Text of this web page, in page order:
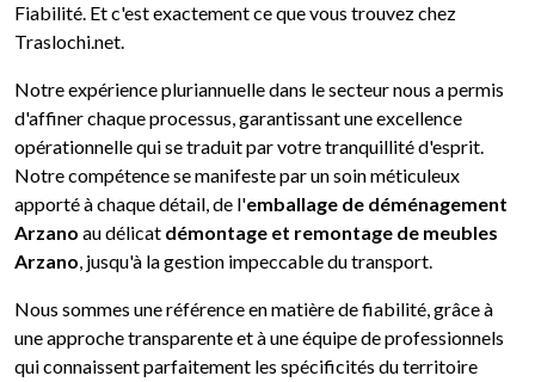
Fiabilité. Et c'est exactement ce que vous trouvez chez
Traslochi.net.
Notre expérience pluriannuelle dans le secteur nous a permis
d'affiner chaque processus, garantissant une excellence
opérationnelle qui se traduit par votre tranquillité d'esprit.
Notre compétence se manifeste par un soin méticuleux
apporté à chaque détail, de l'emballage de déménagement
Arzano au délicat démontage et remontage de meubles
Arzano, jusqu'à la gestion impeccable du transport.
Nous sommes une référence en matière de fiabilité, grâce à
une approche transparente et à une équipe de professionnels
qui connaissent parfaitement les spécificités du territoire